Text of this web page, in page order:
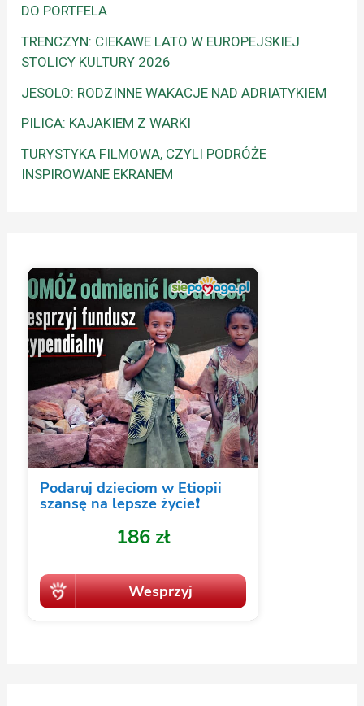
DO PORTFELA
TRENCZYN: CIEKAWE LATO W EUROPEJSKIEJ
STOLICY KULTURY 2026
JESOLO: RODZINNE WAKACJE NAD ADRIATYKIEM
PILICA: KAJAKIEM Z WARKI
TURYSTYKA FILMOWA, CZYLI PODRÓŻE
INSPIROWANE EKRANEM